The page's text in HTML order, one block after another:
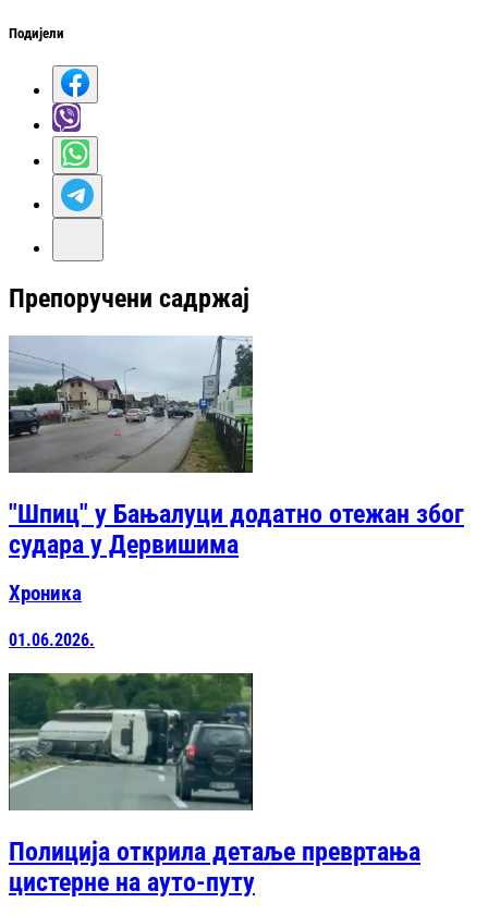
Подијели
Препоручени садржај
"Шпиц" у Бањалуци додатно отежан због
судара у Дервишима
Хроника
01.06.2026.
Полиција открила детаље превртања
цистерне на ауто-путу